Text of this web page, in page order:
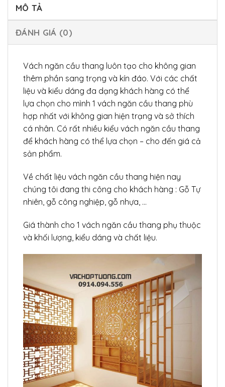
MÔ TẢ
ĐÁNH GIÁ (0)
Vách ngăn cầu thang luôn tạo cho không gian
thêm phần sang trọng và kín đáo. Với các chất
liệu và kiểu dáng đa dạng khách hàng có thể
lựa chọn cho mình 1 vách ngăn cầu thang phù
hợp nhất với không gian hiện trạng và sở thích
cá nhân. Có rất nhiều kiểu vách ngăn cầu thang
để khách hàng có thể lựa chọn – cho đến giá cả
sản phẩm.
Về chất liệu vách ngăn cầu thang hiện nay
chúng tôi đang thi công cho khách hàng : Gỗ Tự
nhiên, gỗ công nghiệp, gỗ nhựa, …
Giá thành cho 1 vách ngăn cầu thang phụ thuộc
và khối lượng, kiểu dáng và chất liệu.